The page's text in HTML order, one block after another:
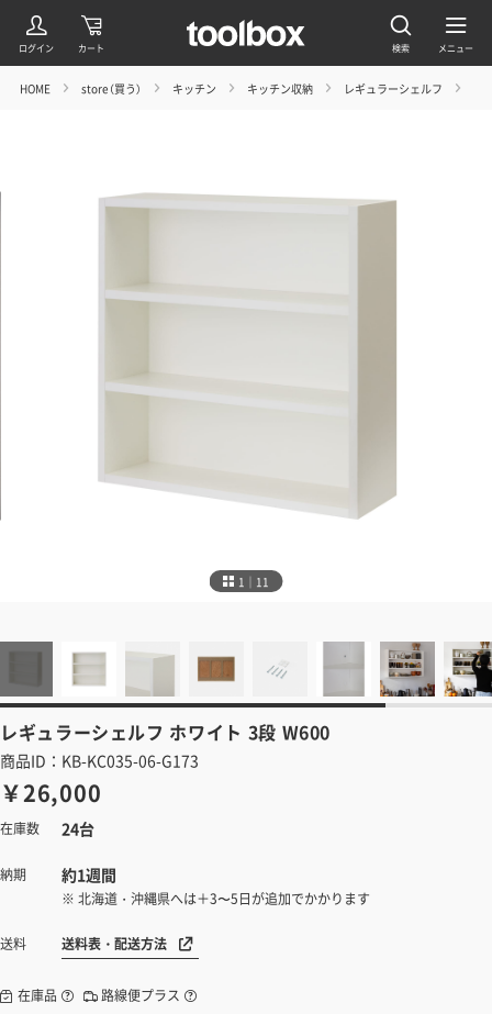
HOME store（買う） キッチン キッチン収納 レギュラーシェルフ
1｜11
レギュラーシェルフ ホワイト 3段 W600
商品ID：KB-KC035-06-G173
￥26,000
在庫数 24台
納期 約1週間
※ 北海道・沖縄県へは＋3〜5日が追加でかかります
送料 送料表・配送方法
在庫品 路線便プラス